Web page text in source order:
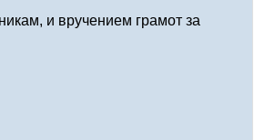
и вручением грамот за